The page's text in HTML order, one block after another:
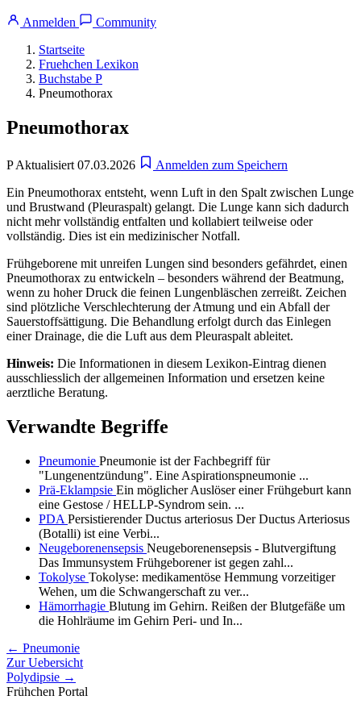
Anmelden
Community
Startseite
Fruehchen Lexikon
Buchstabe P
Pneumothorax
Pneumothorax
P Aktualisiert 07.03.2026
Anmelden zum Speichern
Ein Pneumothorax entsteht, wenn Luft in den Spalt zwischen Lunge
und Brustwand (Pleuraspalt) gelangt. Die Lunge kann sich dadurch
nicht mehr vollständig entfalten und kollabiert teilweise oder
vollständig. Dies ist ein medizinischer Notfall.
Frühgeborene mit unreifen Lungen sind besonders gefährdet, einen
Pneumothorax zu entwickeln – besonders während der Beatmung,
wenn zu hoher Druck die feinen Lungenbläschen zerreißt. Zeichen
sind plötzliche Verschlechterung der Atmung und ein Abfall der
Sauerstoffsättigung. Die Behandlung erfolgt durch das Einlegen
einer Drainage, die die Luft aus dem Pleuraspalt ableitet.
Hinweis: Die Informationen in diesem Lexikon-Eintrag dienen
ausschliesslich der allgemeinen Information und ersetzen keine
aerztliche Beratung.
Verwandte Begriffe
Pneumonie Pneumonie ist der Fachbegriff für
"Lungenentzündung". Eine Aspirationspneumonie ...
Prä-Eklampsie Ein möglicher Auslöser einer Frühgeburt kann
eine Gestose / HELLP-Syndrom sein. ...
PDA Persistierender Ductus arteriosus Der Ductus Arteriosus
(Botalli) ist eine Verbi...
Neugeborenensepsis Neugeborenensepsis - Blutvergiftung
Das Immunsystem Frühgeborener ist gegen zahl...
Tokolyse Tokolyse: medikamentöse Hemmung vorzeitiger
Wehen, um die Schwangerschaft zu ver...
Hämorrhagie Blutung im Gehirn. Reißen der Blutgefäße um
die Hohlräume im Gehirn Peri- und In...
← Pneumonie
Zur Uebersicht
Polydipsie →
Frühchen Portal